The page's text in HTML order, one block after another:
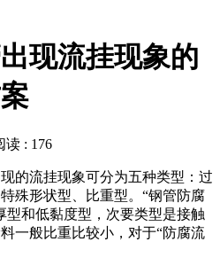
现流挂现象的
读 : 176
的流挂现象可分为五种类型：过
殊形状型、比重型。“钢管防腐
型和低黏度型，次要类型是接触
一般比重比较小，对于“防腐流